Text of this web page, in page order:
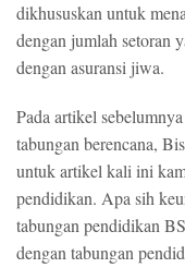
dikhususkan untuk
dengan jumlah setoran
dengan asuransi jiwa.
Pada artikel
tabungan berencana,
untuk artikel kali ini
pendidikan. Apa sih
tabungan pendidikan
dengan tabungan